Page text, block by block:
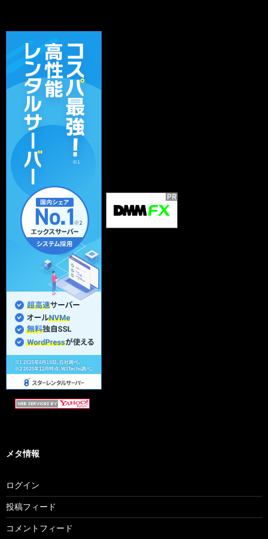
メタ情報
ログイン
投稿フィード
コメントフィード